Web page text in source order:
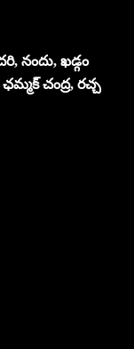
నందు, ఖడ్గం
చంద్ర, రచ్చ